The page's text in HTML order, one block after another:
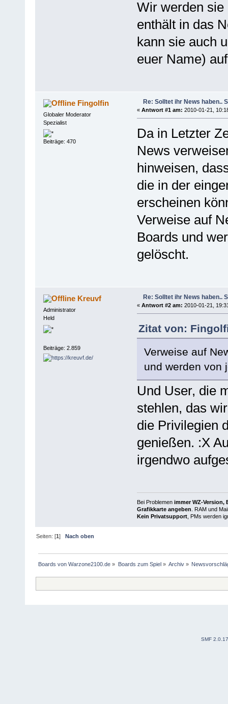
Wir werden sie
enthält in das
kann sie auch
euer Name)
Fingolfin
Globaler Moderator
Spezialist
Beiträge: 470
Re: Solltet ihr News haben..
« Antwort #1 am: 2010-01-21,
Da in Letzter
News
hinweisen,
die in der
erscheinen
Verweise auf
Boards und
gelöscht.
Kreuvf
Administrator
Held
Beiträge: 2.859
Re: Solltet ihr News haben..
« Antwort #2 am: 2010-01-21,
Zitat von:
Verweise auf
und werden von
Und User, die
stehlen, das
die Privilegien
genießen. :X
irgendwo
Bei Problemen immer WZ-Version,
Grafikkarte angeben . RAM und
Kein Privatsupport, PMs werden
Seiten: [1]Nach oben
Boards von Warzone2100.de » Boards zum Spiel» Archiv»
SMF 2.0.17